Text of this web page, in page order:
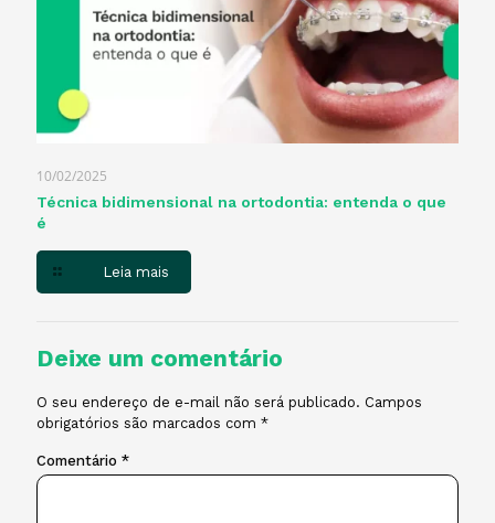
10/02/2025
Técnica bidimensional na ortodontia: entenda o que
é
Leia mais
Deixe um comentário
O seu endereço de e-mail não será publicado. Campos
obrigatórios são marcados com *
Comentário *